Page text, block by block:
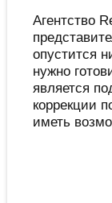
Агентство
опустится
нужно
является
коррекции
иметь